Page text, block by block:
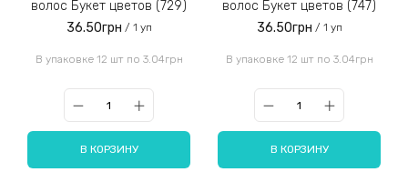
волос Букет цветов (729)
36.50грн / 1 уп
В упаковке 12 шт по 3.04грн
В КОРЗИНУ
волос Букет цветов (747)
36.50грн / 1 уп
В упаковке 12 шт по 3.04грн
В КОРЗИНУ